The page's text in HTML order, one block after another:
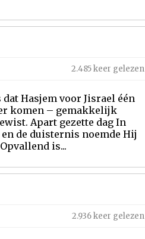
2.485 keer gelezen
Hasjem voor Jisrael één
komen – gemakkelijk
Apart gezette dag In
en de duisternis noemde Hij
is...
2.936 keer gelezen